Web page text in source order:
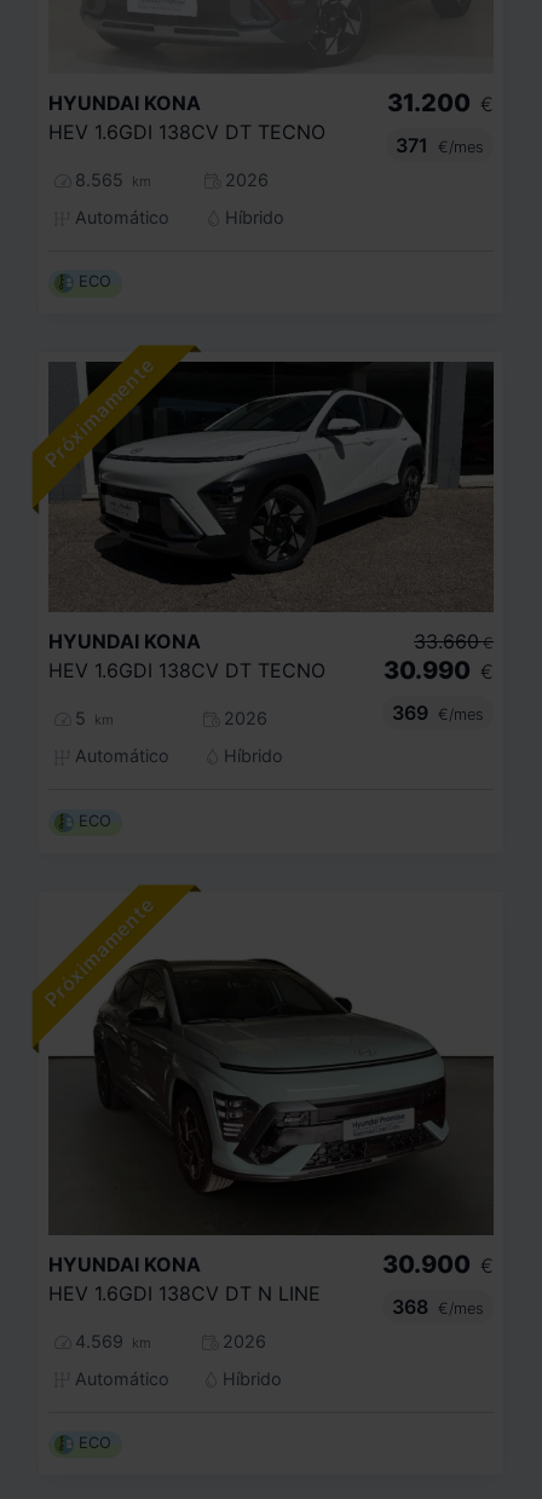
HYUNDAI KONA
HEV 1.6GDI 138CV DT TECNO
8.565 km
2026
Automático
Híbrido
31.200 €
371
€/mes
ECO
HYUNDAI KONA
HEV 1.6GDI 138CV DT TECNO
5 km
2026
Automático
Híbrido
33.660 €
30.990 €
369
€/mes
ECO
HYUNDAI KONA
HEV 1.6GDI 138CV DT N LINE
4.569 km
2026
Automático
Híbrido
30.900 €
368
€/mes
ECO